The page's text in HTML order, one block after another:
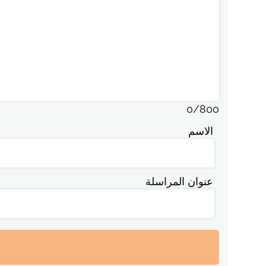
0/800
الاسم
عنوان المراسلة